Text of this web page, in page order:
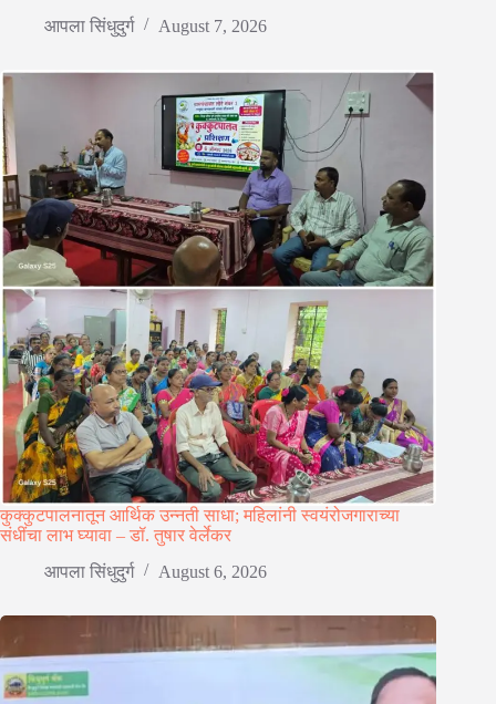
आपला सिंधुदुर्ग
August 7, 2026
कुक्कुटपालनातून आर्थिक उन्नती साधा; महिलांनी स्वयंरोजगाराच्या
संधींचा लाभ घ्यावा – डॉ. तुषार वेर्लेकर
आपला सिंधुदुर्ग
August 6, 2026